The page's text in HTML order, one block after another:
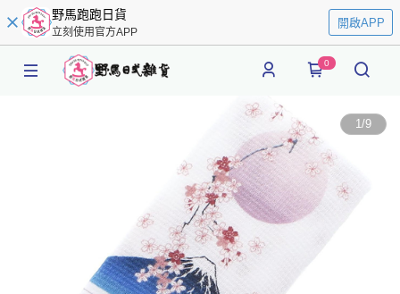
野馬跑跑日貨
立刻使用官方APP
開啟APP
0
1/9